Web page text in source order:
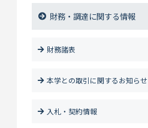
財務・調達に関する情報
財務諸表
本学との取引に関するお知らせ
入札・契約情報